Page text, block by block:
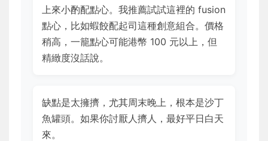
上來小酌配點心。我推薦試試這裡的 fusion
點心，比如蝦餃配起司這種創意組合。價格
稍高，一籠點心可能港幣 100 元以上，但
精緻度沒話說。
缺點是太擁擠，尤其周末晚上，根本是沙丁
魚罐頭。如果你討厭人擠人，最好平日白天
來。